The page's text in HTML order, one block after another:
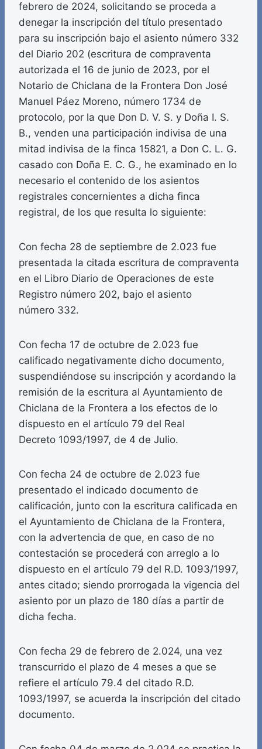
febrero de 2024, solicitando se proceda a
denegar la inscripción del título presentado
para su inscripción bajo el asiento número 332
del Diario 202 (escritura de compraventa
autorizada el 16 de junio de 2023, por el
Notario de Chiclana de la Frontera Don José
Manuel Páez Moreno, número 1734 de
protocolo, por la que Don D. V. S. y Doña I. S.
B., venden una participación indivisa de una
mitad indivisa de la finca 15821, a Don C. L. G.
casado con Doña E. C. G., he examinado en lo
necesario el contenido de los asientos
registrales concernientes a dicha finca
registral, de los que resulta lo siguiente:
Con fecha 28 de septiembre de 2.023 fue
presentada la citada escritura de compraventa
en el Libro Diario de Operaciones de este
Registro número 202, bajo el asiento
número 332.
Con fecha 17 de octubre de 2.023 fue
calificado negativamente dicho documento,
suspendiéndose su inscripción y acordando la
remisión de la escritura al Ayuntamiento de
Chiclana de la Frontera a los efectos de lo
dispuesto en el artículo 79 del Real
Decreto 1093/1997, de 4 de Julio.
Con fecha 24 de octubre de 2.023 fue
presentado el indicado documento de
calificación, junto con la escritura calificada en
el Ayuntamiento de Chiclana de la Frontera,
con la advertencia de que, en caso de no
contestación se procederá con arreglo a lo
dispuesto en el artículo 79 del R.D. 1093/1997,
antes citado; siendo prorrogada la vigencia del
asiento por un plazo de 180 días a partir de
dicha fecha.
Con fecha 29 de febrero de 2.024, una vez
transcurrido el plazo de 4 meses a que se
refiere el artículo 79.4 del citado R.D.
1093/1997, se acuerda la inscripción del citado
documento.